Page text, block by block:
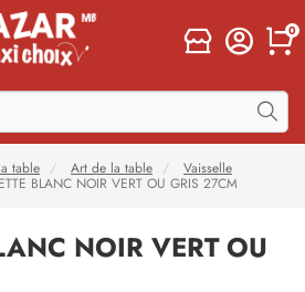
0
table Art de la table
Vaisselle
BLANC NOIR VERT OU GRIS 27CM
NOIR VERT OU